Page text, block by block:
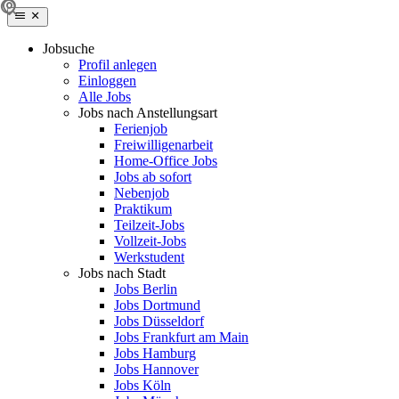
Jobsuche
Profil anlegen
Einloggen
Alle Jobs
Jobs nach Anstellungsart
Ferienjob
Freiwilligenarbeit
Home-Office Jobs
Jobs ab sofort
Nebenjob
Praktikum
Teilzeit-Jobs
Vollzeit-Jobs
Werkstudent
Jobs nach Stadt
Jobs Berlin
Jobs Dortmund
Jobs Düsseldorf
Jobs Frankfurt am Main
Jobs Hamburg
Jobs Hannover
Jobs Köln